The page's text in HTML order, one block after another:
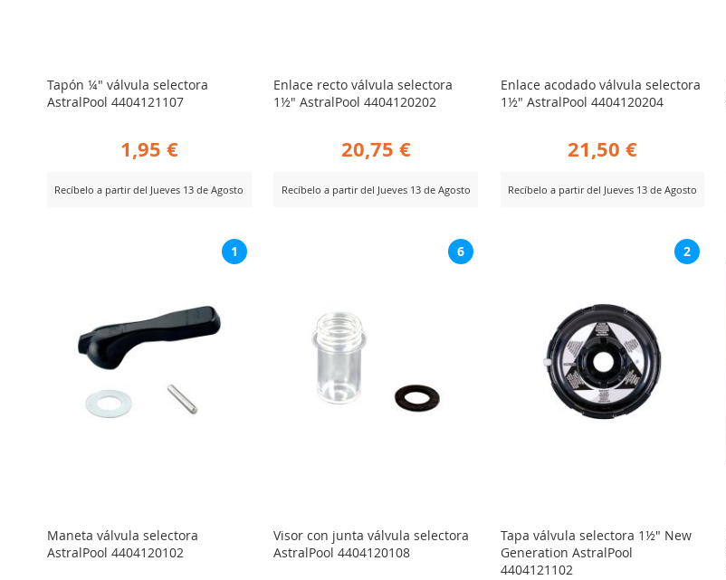
Tapón ¼" válvula selectora
AstralPool 4404121107
1,95 €
Recíbelo a partir del Jueves 13 de Agosto
Enlace recto válvula selectora
1½" AstralPool 4404120202
20,75 €
Recíbelo a partir del Jueves 13 de Agosto
Enlace acodado válvula selectora
1½" AstralPool 4404120204
21,50 €
Recíbelo a partir del Jueves 13 de Agosto
1
Maneta válvula selectora
AstralPool 4404120102
6
Visor con junta válvula selectora
AstralPool 4404120108
2
Tapa válvula selectora 1½" New
Generation AstralPool
4404121102